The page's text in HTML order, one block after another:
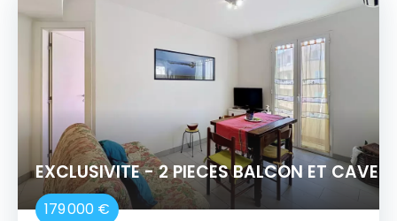
EXCLUSIVITE - 2 PIECES BALCON ET CAVE
179 000 €